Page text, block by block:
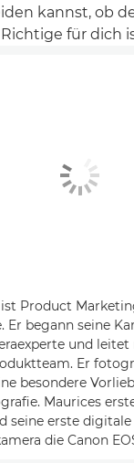
kannst, ob
für dich
Product
Er begann seine
und leitet
Er
besondere
Maurices
seine erste digitale
die Canon